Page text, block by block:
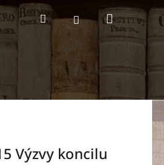
HledatPřihlášeníNákupní
košík
Výzvy koncilu